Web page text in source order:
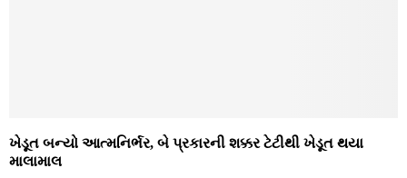
ખેડૂત બન્યો આત્મનિર્ભર, બે પ્રકારની શક્કર ટેટીથી ખેડૂત થયા
માલામાલ